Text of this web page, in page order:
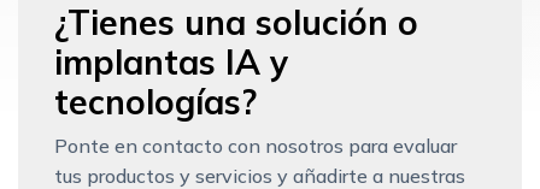
¿Tienes una solución o
implantas IA y
tecnologías?
Ponte en contacto con nosotros para evaluar
tus productos y servicios y añadirte a nuestras